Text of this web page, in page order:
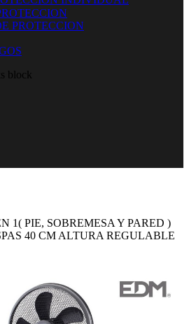
PROTECCION
block
1( PIE, SOBREMESA Y PARED )
40 CM ALTURA REGULABLE